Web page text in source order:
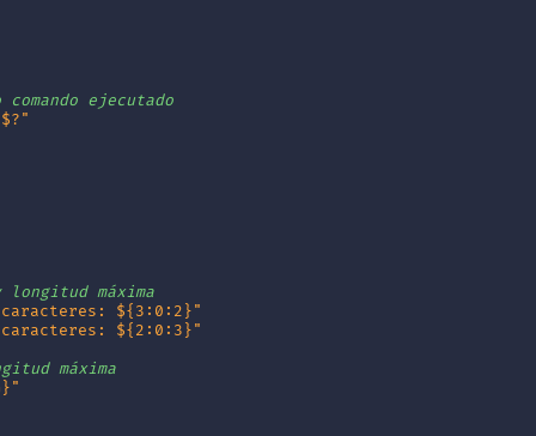
ejecutado
máxima
caracteres: ${3:0:2}"
caracteres: ${2:0:3}"
máxima